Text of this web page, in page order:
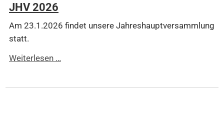
JHV 2026
Am 23.1.2026 findet unsere Jahreshauptversammlung
statt.
Weiterlesen …